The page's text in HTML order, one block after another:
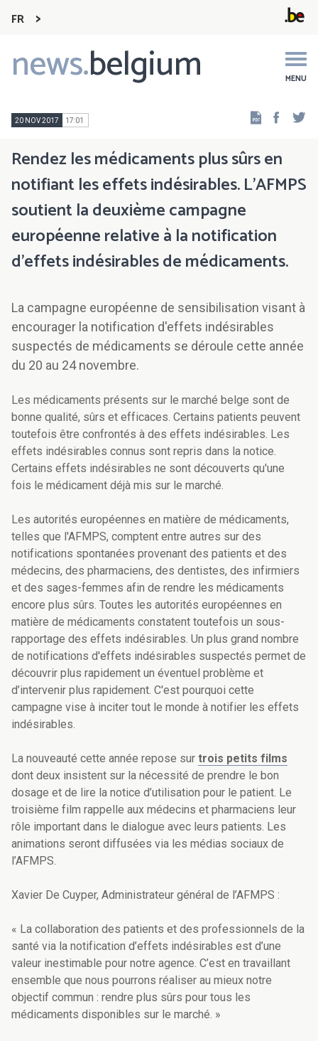
FR
news.belgium MENU
Main
navigation
20 NOV 2017 17:01
Rendez les médicaments plus sûrs en
notifiant les effets indésirables. L’AFMPS
soutient la deuxième campagne
européenne relative à la notification
d'effets indésirables de médicaments.
La campagne européenne de sensibilisation visant à
encourager la notification d'effets indésirables
suspectés de médicaments se déroule cette année
du 20 au 24 novembre.
Les médicaments présents sur le marché belge sont de
bonne qualité, sûrs et efficaces. Certains patients peuvent
toutefois être confrontés à des effets indésirables. Les
effets indésirables connus sont repris dans la notice.
Certains effets indésirables ne sont découverts qu'une
fois le médicament déjà mis sur le marché.
Les autorités européennes en matière de médicaments,
telles que l'AFMPS, comptent entre autres sur des
notifications spontanées provenant des patients et des
médecins, des pharmaciens, des dentistes, des infirmiers
et des sages-femmes afin de rendre les médicaments
encore plus sûrs. Toutes les autorités européennes en
matière de médicaments constatent toutefois un sous-
rapportage des effets indésirables. Un plus grand nombre
de notifications d'effets indésirables suspectés permet de
découvrir plus rapidement un éventuel problème et
d’intervenir plus rapidement. C'est pourquoi cette
campagne vise à inciter tout le monde à notifier les effets
indésirables.
La nouveauté cette année repose sur trois petits films
dont deux insistent sur la nécessité de prendre le bon
dosage et de lire la notice d’utilisation pour le patient. Le
troisième film rappelle aux médecins et pharmaciens leur
rôle important dans le dialogue avec leurs patients. Les
animations seront diffusées via les médias sociaux de
l’AFMPS.
Xavier De Cuyper, Administrateur général de l’AFMPS :
« La collaboration des patients et des professionnels de la
santé via la notification d’effets indésirables est d’une
valeur inestimable pour notre agence. C’est en travaillant
ensemble que nous pourrons réaliser au mieux notre
objectif commun : rendre plus sûrs pour tous les
médicaments disponibles sur le marché. »